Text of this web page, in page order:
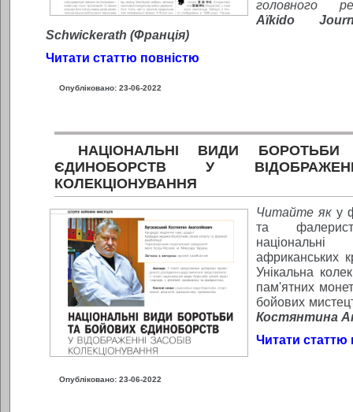
головного
Aïkido
Schwickerath (Франція)
Читати статтю повністю
Опубліковано: 23-06-2022
НАЦІОНАЛЬНІ ВИДИ
ЄДИНОБОРСТВ У
КОЛЕКЦІОНУВАННЯ
Читайте як у
та
африканських
Унікальна
пам'ятних
бойових
Костянтина
Читати статтю
Опубліковано: 23-06-2022